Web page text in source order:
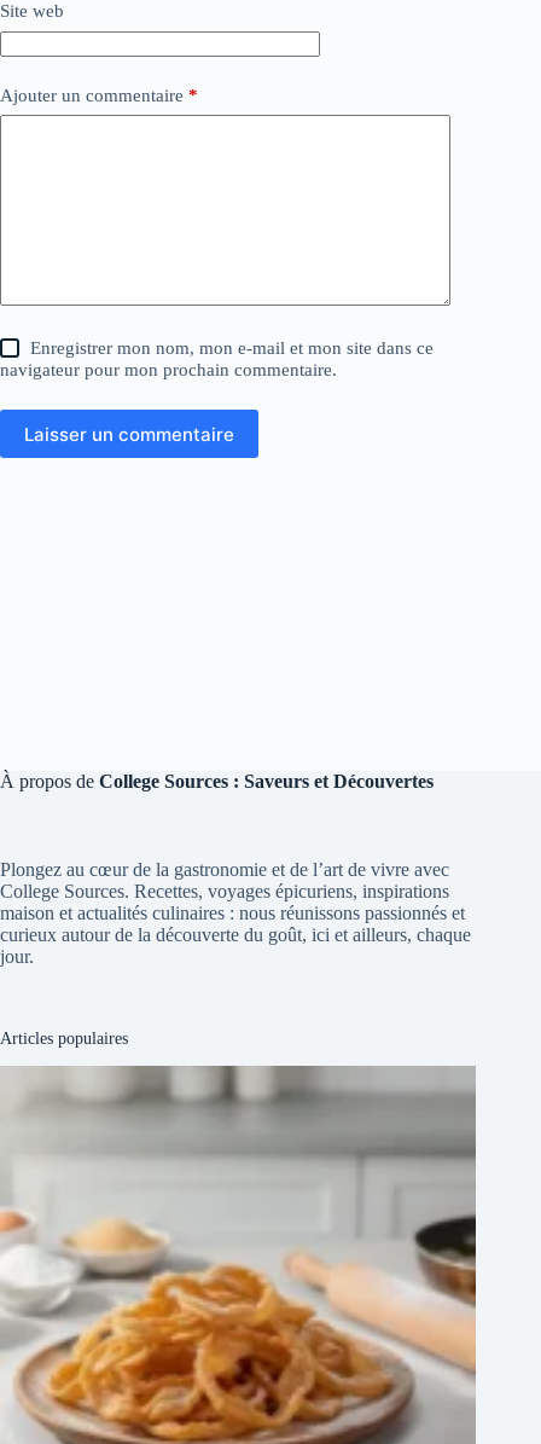
Site web
Ajouter un commentaire *
Enregistrer mon nom, mon e-mail et mon site dans ce
navigateur pour mon prochain commentaire.
Laisser un commentaire
À propos de College Sources : Saveurs et Découvertes
Plongez au cœur de la gastronomie et de l’art de vivre avec
College Sources. Recettes, voyages épicuriens, inspirations
maison et actualités culinaires : nous réunissons passionnés et
curieux autour de la découverte du goût, ici et ailleurs, chaque
jour.
Articles populaires